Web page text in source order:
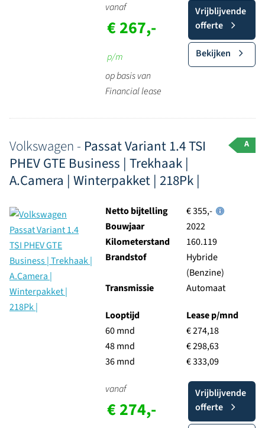
vanaf
€ 267,-
p/m
op basis van
Financial lease
Vrijblijvende
offerte
Bekijken
Volkswagen - Passat Variant 1.4 TSI
PHEV GTE Business | Trekhaak |
A.Camera | Winterpakket | 218Pk |
A
Netto bijtelling
€ 355,-
Bouwjaar
2022
Kilometerstand
160.119
Brandstof
Hybride
(Benzine)
Transmissie
Automaat
Looptijd
60 mnd
48 mnd
36 mnd
Lease p/mnd
€ 274,18
€ 298,63
€ 333,09
vanaf
€ 274,-
Vrijblijvende
offerte